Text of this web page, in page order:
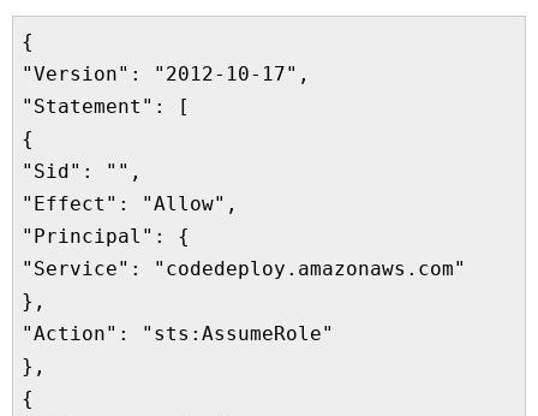
{
"Version": "2012-10-17",
"Statement": [
{
"Sid": "",
"Effect": "Allow",
"Principal": {
"Service": "codedeploy.amazonaws.com"
},
"Action": "sts:AssumeRole"
},
{